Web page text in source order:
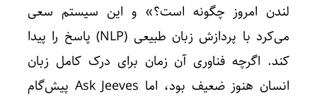
لندن امروز چگونه است؟» و این سیستم سعی
می‌کرد با پردازش زبان طبیعی (NLP) پاسخ را پیدا
کند. اگرچه فناوری آن زمان برای درک کامل زبان
انسان هنوز ضعیف بود، اما Ask Jeeves پیش‌گام